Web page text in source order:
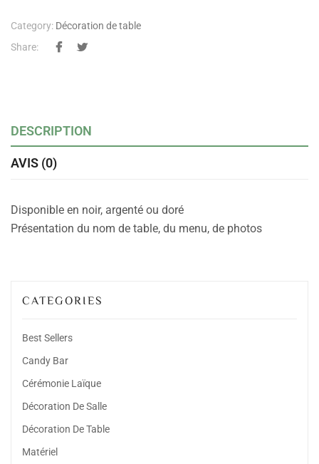
CATEGORIES
Best Sellers
Candy Bar
Cérémonie Laïque
Décoration De Salle
Décoration De Table
Matériel
Category: Décoration de table
Share:
DESCRIPTION
AVIS (0)
Disponible en noir, argenté ou doré
Présentation du nom de table, du menu, de photos